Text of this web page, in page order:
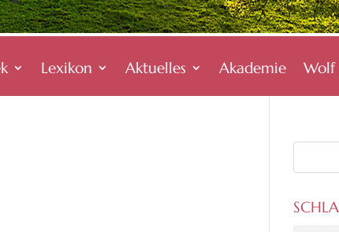
Lexikon Aktuelles Akademie Wolf